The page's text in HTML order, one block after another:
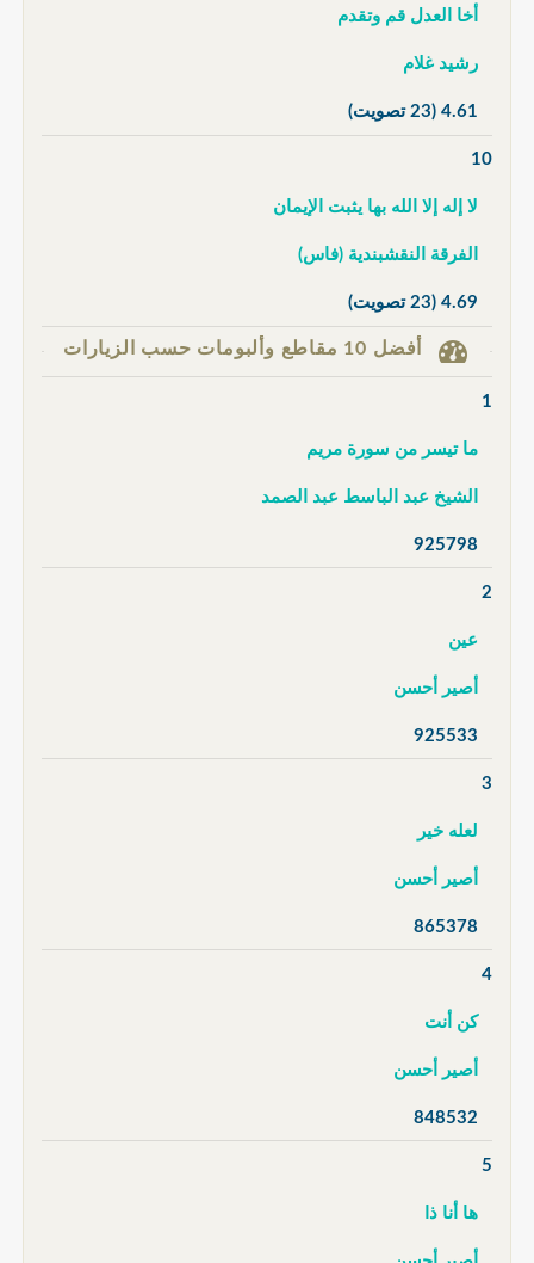
أخا العدل قم وتقدم
رشيد غلام
4.61 (23 تصويت)
10
لا إله إلا الله بها يثبت الإيمان
الفرقة النقشبندية (فاس)
4.69 (23 تصويت)
أفضل 10 مقاطع وألبومات حسب الزيارات
1
ما تيسر من سورة مريم
الشيخ عبد الباسط عبد الصمد
925798
2
عين
أصير أحسن
925533
3
لعله خير
أصير أحسن
865378
4
كن أنت
أصير أحسن
848532
5
ها أنا ذا